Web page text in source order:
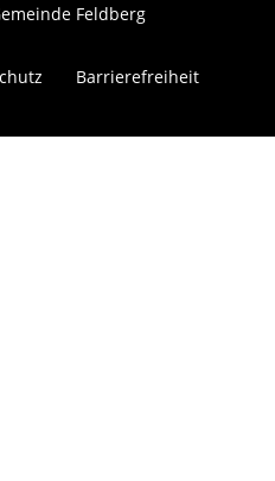
Feldberg
Barrierefreiheit